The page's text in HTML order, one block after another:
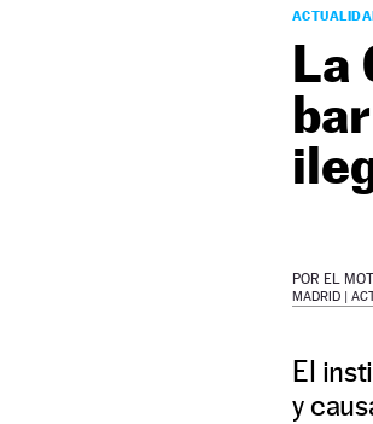
La
POR EL
MADRID |
El
y